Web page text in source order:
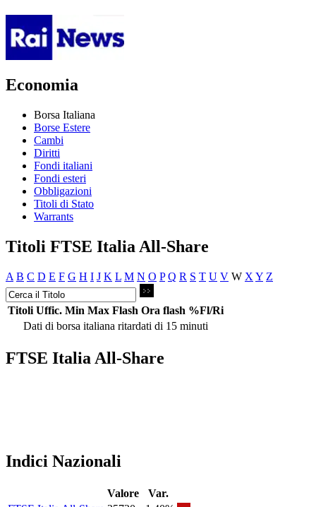
Economia
Borsa Italiana
Borse Estere
Cambi
Diritti
Fondi italiani
Fondi esteri
Obbligazioni
Titoli di Stato
Warrants
Titoli FTSE Italia All-Share
A B C D E F G H I J K L M N O P Q R S T U V W X Y Z
Titoli Uffic. Min Max Flash Ora flash %Fl/Ri
Dati di borsa italiana ritardati di 15 minuti
FTSE Italia All-Share
Indici Nazionali
Valore
Var.